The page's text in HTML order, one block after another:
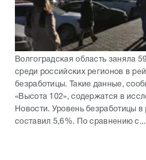
Волгоградская область заняла
среди российских регионов в
безработицы. Такие данные,
«Высота 102», содержатся в
Новости. Уровень безработицы в
составил 5,6%. По сравнению с...